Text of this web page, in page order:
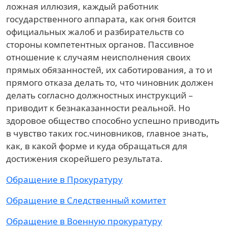
ложная иллюзия, каждый работник
государственного аппарата, как огня боится
официальных жалоб и разбирательств со
стороны компетентных органов. Пассивное
отношение к случаям неисполнения своих
прямых обязанностей, их саботирования, а то и
прямого отказа делать то, что чиновник должен
делать согласно должностных инструкций –
приводит к безнаказанности реальной. Но
здоровое общество способно успешно приводить
в чувство таких гос.чиновников, главное знать,
как, в какой форме и куда обращаться для
достижения скорейшего результата.
Обращение в Прокуратуру
Обращение в Следственный комитет
Обращение в Военную прокуратуру